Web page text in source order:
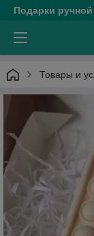
Подарки
Товары и